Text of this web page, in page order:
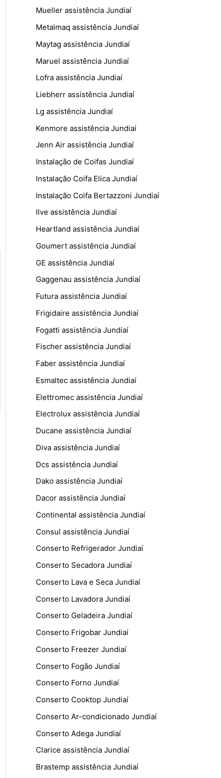
Mueller assistência Jundiaí
Metalmaq assistência Jundiaí
Maytag assistência Jundiaí
Maruel assistência Jundiaí
Lofra assistência Jundiaí
Liebherr assistência Jundiaí
Lg assistência Jundiaí
Kenmore assistência Jundiaí
Jenn Air assistência Jundiaí
Instalação de Coifas Jundiaí
Instalação Coifa Elica Jundiaí
Instalação Coifa Bertazzoni Jundiaí
Ilve assistência Jundiaí
Heartland assistência Jundiaí
Goumert assistência Jundiaí
GE assistência Jundiaí
Gaggenau assistência Jundiaí
Futura assistência Jundiaí
Frigidaire assistência Jundiaí
Fogatti assistência Jundiaí
Fischer assistência Jundiaí
Faber assistência Jundiaí
Esmaltec assistência Jundiaí
Elettromec assistência Jundiaí
Electrolux assistência Jundiaí
Ducane assistência Jundiaí
Diva assistência Jundiaí
Dcs assistência Jundiaí
Dako assistência Jundiaí
Dacor assistência Jundiaí
Continental assistência Jundiaí
Consul assistência Jundiaí
Conserto Refrigerador Jundiaí
Conserto Secadora Jundiaí
Conserto Lava e Seca Jundiaí
Conserto Lavadora Jundiaí
Conserto Geladeira Jundiaí
Conserto Frigobar Jundiaí
Conserto Freezer Jundiaí
Conserto Fogão Jundiaí
Conserto Forno Jundiaí
Conserto Cooktop Jundiaí
Conserto Ar-condicionado Jundiaí
Conserto Adega Jundiaí
Clarice assistência Jundiaí
Brastemp assistência Jundiaí